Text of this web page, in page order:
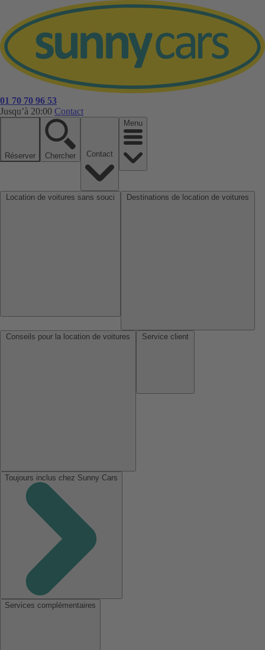
01 70 70 96 53
Jusqu’à 20:00 Contact
Réserver Chercher
Menu
Toujours inclus chez Sunny Cars
Services complémentaires